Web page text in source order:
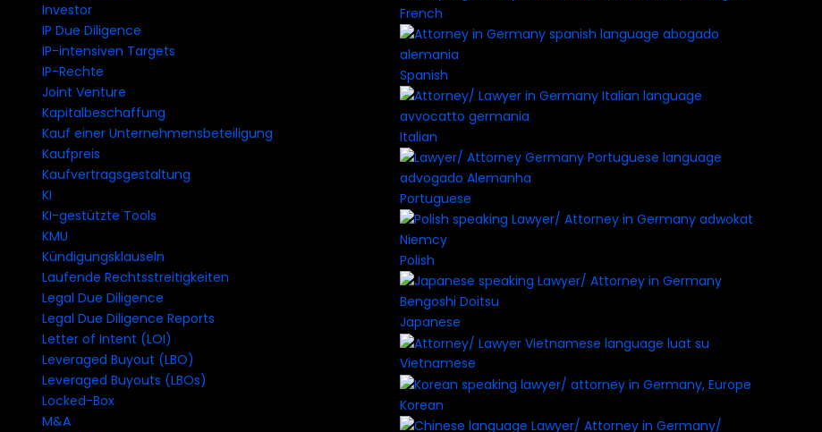
Investor
IP Due Diligence
IP-intensiven Targets
IP-Rechte
Joint Venture
Kapitalbeschaffung
Kauf einer Unternehmensbeteiligung
Kaufpreis
Kaufvertragsgestaltung
KI
KI-gestützte Tools
KMU
Kündigungsklauseln
Laufende Rechtsstreitigkeiten
Legal Due Diligence
Legal Due Diligence Reports
Letter of Intent (LOI)
Leveraged Buyout (LBO)
Leveraged Buyouts (LBOs)
Locked-Box
M&A
French
Spanish
Italian
Portuguese
Polish
Japanese
Vietnamese
Korean